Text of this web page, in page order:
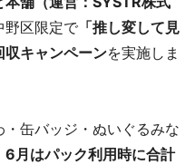
野区限定で 「推し変して見
収キャンペーンを実施しま
缶バッジ・ぬいぐるみな
6月はパック利用時に合計